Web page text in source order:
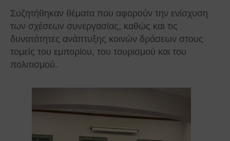
Συζητήθηκαν θέματα που αφορούν την ενίσχυση
των σχέσεων συνεργασίας, καθώς και τις
δυνατότητες ανάπτυξης κοινών δράσεων στους
τομείς του εμπορίου, του τουρισμού και του
πολιτισμού.